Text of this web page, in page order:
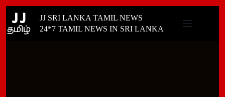
content
JJ SRI LANKA TAMIL NEWS
24*7 TAMIL NEWS IN SRI LANKA